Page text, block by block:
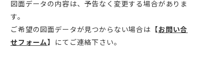
図面データの内容は、予告なく変更する場合がありま
す。
ご希望の図面データが見つからない場合は 【お問い合
せフォーム】 にてご連絡下さい。